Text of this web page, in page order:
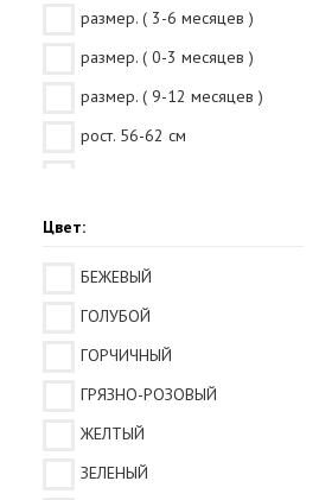
размер. ( 3-6 месяцев )
размер. ( 0-3 месяцев )
размер. ( 9-12 месяцев )
рост. 56-62 см
Цвет:
БЕЖЕВЫЙ
ГОЛУБОЙ
ГОРЧИЧНЫЙ
ГРЯЗНО-РОЗОВЫЙ
ЖЕЛТЫЙ
ЗЕЛЕНЫЙ